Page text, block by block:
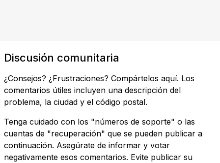
Discusión comunitaria
¿Consejos? ¿Frustraciones? Compártelos aquí. Los
comentarios útiles incluyen una descripción del
problema, la ciudad y el código postal.
Tenga cuidado con los "números de soporte" o las
cuentas de "recuperación" que se pueden publicar a
continuación. Asegúrate de informar y votar
negativamente esos comentarios. Evite publicar su